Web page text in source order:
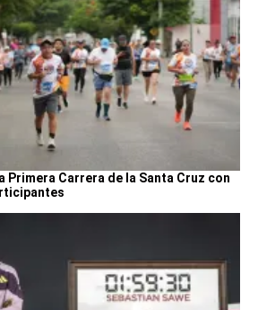
Primera Carrera de la Santa Cruz con